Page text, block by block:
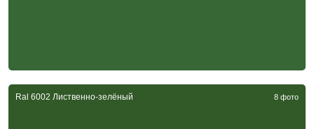
Ral 6002 Лиственно-зелёный 8 фото